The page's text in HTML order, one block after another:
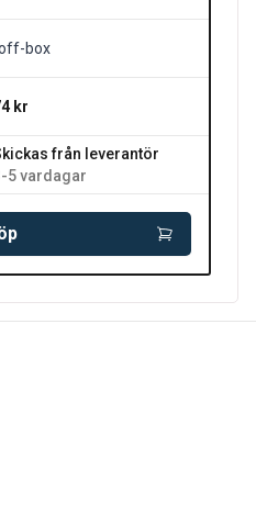
box
kr
från leverantör
5 vardagar